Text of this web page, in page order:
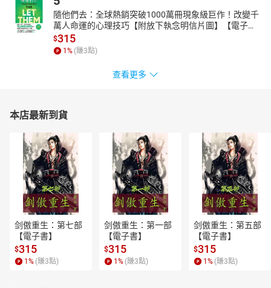
隨他們去：全球熱銷突破1000萬冊現象級巨作！改變千
萬人命運的心理技巧【附放下執念明信片圖】【電子
書】
$315
1 % (賺3點)
查看更多
本店最新到貨
剑傲重生：第七部
【電子書】
$315
1 % (賺3點)
剑傲重生：第一部
【電子書】
$315
1 % (賺3點)
剑傲重生：第五部
【電子書】
$315
1 % (賺3點)